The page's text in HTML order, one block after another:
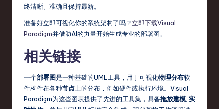
终清晰、准确且保持最新。
准备好立即可视化你的系统架构了吗？ 立即下载Visual
Paradigm并借助AI的力量开始生成专业的部署图。
相关链接
一个部署图是一种基础的UML工具，用于可视化物理分布软
件构件在各种节点 上的分布，例如硬件或执行环境。Visual
Paradigm为这些图表提供了先进的工具集，具备拖放建模 实